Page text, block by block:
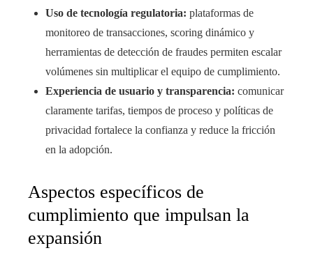
Uso de tecnología regulatoria: plataformas de
monitoreo de transacciones, scoring dinámico y
herramientas de detección de fraudes permiten escalar
volúmenes sin multiplicar el equipo de cumplimiento.
Experiencia de usuario y transparencia: comunicar
claramente tarifas, tiempos de proceso y políticas de
privacidad fortalece la confianza y reduce la fricción
en la adopción.
Aspectos específicos de
cumplimiento que impulsan la
expansión